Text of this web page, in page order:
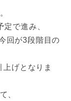
で進み、
回が3段階目の
げとなりま
、